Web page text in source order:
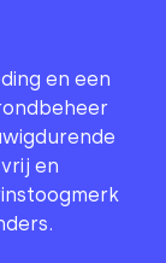
en een
en